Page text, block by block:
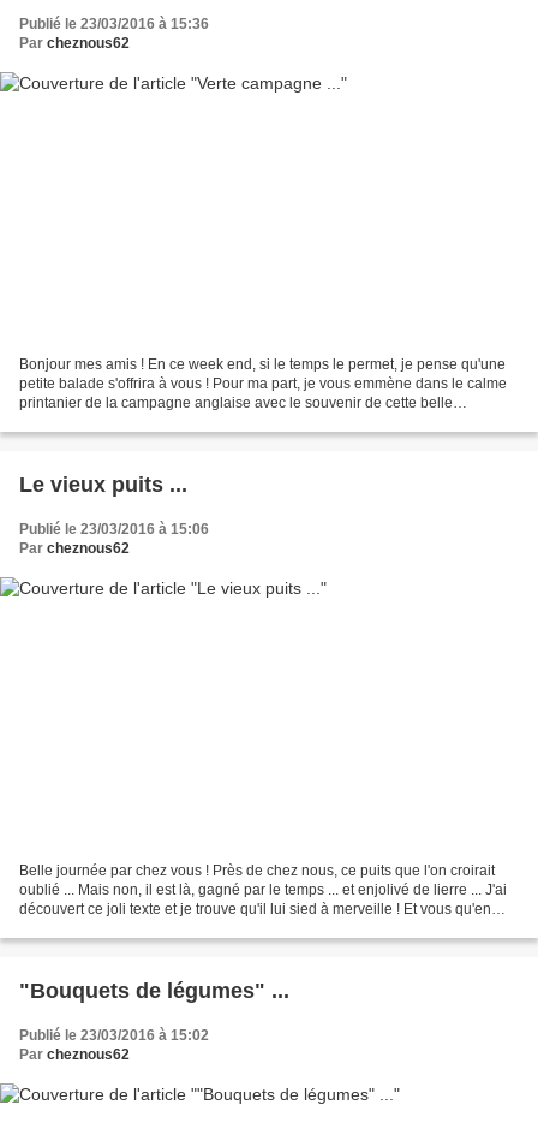
Publié le 23/03/2016 à 15:36
Par cheznous62
Bonjour mes amis ! En ce week end, si le temps le permet, je pense qu'une
petite balade s'offrira à vous ! Pour ma part, je vous emmène dans le calme
printanier de la campagne anglaise avec le souvenir de cette belle
Le vieux puits ...
Publié le 23/03/2016 à 15:06
Par cheznous62
Belle journée par chez vous ! Près de chez nous, ce puits que l'on croirait
oublié ... Mais non, il est là, gagné par le temps ... et enjolivé de lierre ... J'ai
découvert ce joli texte et je trouve qu'il lui sied à merveille ! Et vous qu'en
"Bouquets de légumes" ...
Publié le 23/03/2016 à 15:02
Par cheznous62